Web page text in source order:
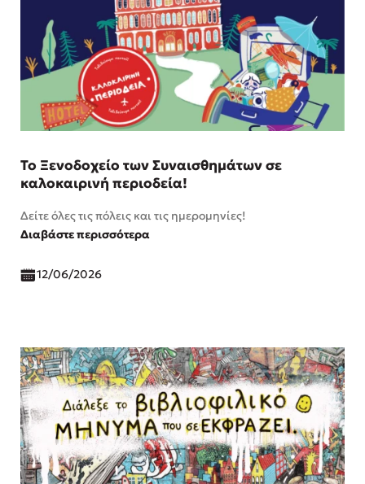
To Ξενοδοχείο των Συναισθημάτων σε
καλοκαιρινή περιοδεία!
Δείτε όλες τις πόλεις και τις ημερομηνίες!
Διαβάστε περισσότερα
12/06/2026